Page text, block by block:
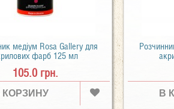
медіум Rosa Gallery для
фарб 125 мл
105.0 грн.
КОРЗИНУ В